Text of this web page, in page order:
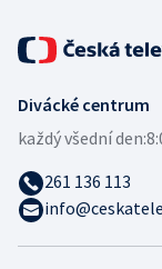
Divácké centrum
každý všední den:
261 136 113